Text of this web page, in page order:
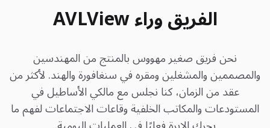
الفريق وراء AVLView
نحن فريق صغير مهووس بالمنتج من المهندسين
والمصممين والمشغلين ومقره في سنغافورة والهند. لأكثر من
عقد من الزمان، كنا نجلس مع مالكي الأساطيل في
المستودعات والمكاتب الخلفية وقاعات الاجتماعات لفهم ما